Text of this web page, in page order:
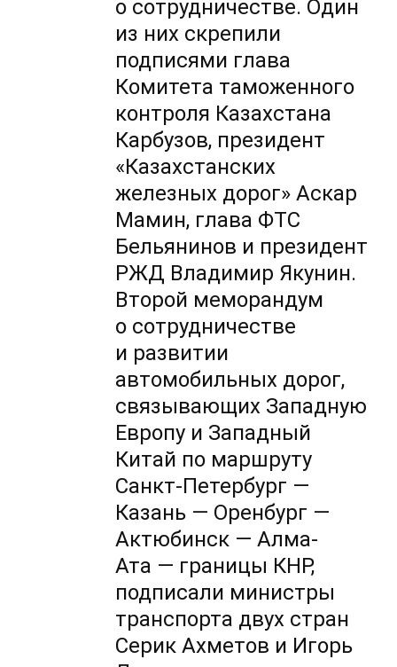
о сотрудничестве. Один
из них скрепили
подписями глава
Комитета таможенного
контроля Казахстана
Карбузов, президент
«Казахстанских
железных дорог» Аскар
Мамин, глава ФТС
Бельянинов и президент
РЖД Владимир Якунин.
Второй меморандум
о сотрудничестве
и развитии
автомобильных дорог,
связывающих Западную
Европу и Западный
Китай по маршруту
Санкт-Петербург —
Казань — Оренбург —
Актюбинск — Алма-
Ата — границы КНР,
подписали министры
транспорта двух стран
Серик Ахметов и Игорь